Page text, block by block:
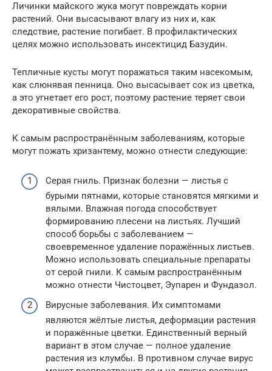
Личинки майского жука могут повреждать корни
растений. Они высасывают влагу из них и, как
следствие, растение погибает. В профилактических
целях можно использовать инсектицид Базудин.
Тепличные кусты могут поражаться таким насекомым,
как слюнявая пенница. Оно высасывает сок из цветка,
а это угнетает его рост, поэтому растение теряет свои
декоративные свойства.
К самым распространённым заболеваниям, которые
могут пожать хризантему, можно отнести следующие:
Серая гниль. Признак болезни — листья с
бурыми пятнами, которые становятся мягкими и
вялыми. Влажная погода способствует
формированию плесени на листьях. Лучший
способ борьбы с заболеванием —
своевременное удаление поражённых листьев.
Можно использовать специальные препараты
от серой гнили. К самым распространённым
можно отнести Чистоцвет, Эупарен и Фундазол.
Вирусные заболевания. Их симптомами
являются жёлтые листья, деформации растения
и поражённые цветки. Единственный верный
вариант в этом случае — полное удаление
растения из клумбы. В противном случае вирус